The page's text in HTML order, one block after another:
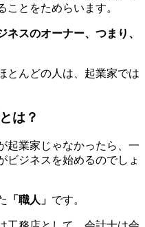
とをためらいます。
ネスのオーナー、つまり、
とんどの人は、 起業家では
は？
起業家じゃなかったら、一
ビジネスを始めるのでしょ
「 職人」 です。